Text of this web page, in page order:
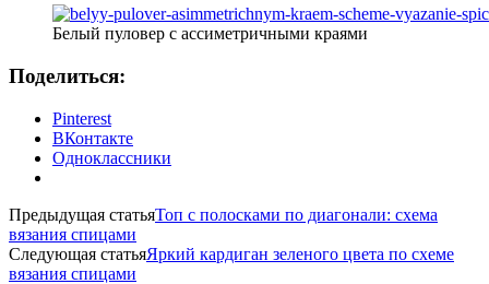
Белый пуловер с ассиметричными краями
Поделиться:
Pinterest
ВКонтакте
Одноклассники
Предыдущая статьяТоп с полосками по диагонали: схема
вязания спицами
Следующая статьяЯркий кардиган зеленого цвета по схеме
вязания спицами